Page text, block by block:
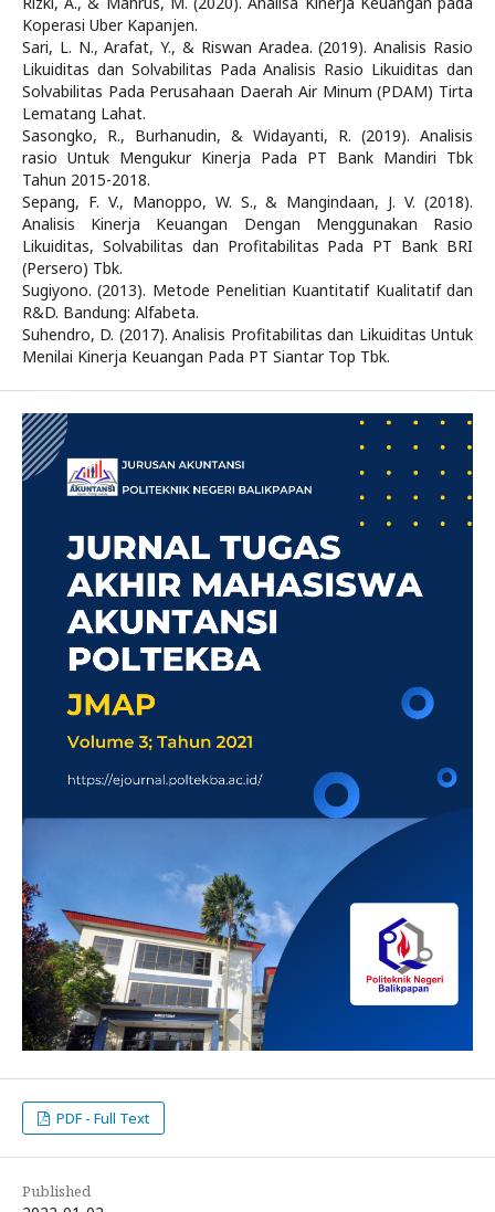
Koperasi Uber Kapanjen.
Sari, L. N., Arafat, Y., & Riswan Aradea. (2019). Analisis Rasio
Likuiditas dan Solvabilitas Pada Analisis Rasio Likuiditas dan
Solvabilitas Pada Perusahaan Daerah Air Minum (PDAM) Tirta
Lematang Lahat.
Sasongko, R., Burhanudin, & Widayanti, R. (2019). Analisis
rasio Untuk Mengukur Kinerja Pada PT Bank Mandiri Tbk
Tahun 2015-2018.
Sepang, F. V., Manoppo, W. S., & Mangindaan, J. V. (2018).
Analisis Kinerja Keuangan Dengan Menggunakan Rasio
Likuiditas, Solvabilitas dan Profitabilitas Pada PT Bank BRI
(Persero) Tbk.
Sugiyono. (2013). Metode Penelitian Kuantitatif Kualitatif dan
R&D. Bandung: Alfabeta.
Suhendro, D. (2017). Analisis Profitabilitas dan Likuiditas Untuk
Menilai Kinerja Keuangan Pada PT Siantar Top Tbk.
PDF - Full Text
Published